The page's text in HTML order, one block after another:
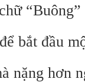
bắt đầu
nặng hơn